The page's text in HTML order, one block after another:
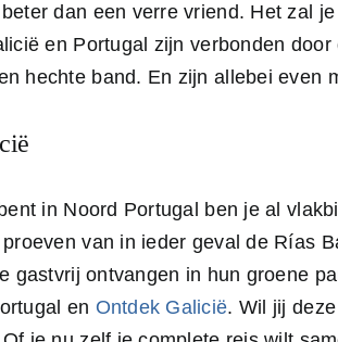
dan een verre vriend. Het zal
en Portugal zijn verbonden
hechte band. En zijn allebei even
in Noord Portugal ben je al
van in ieder geval de Rías
gastvrij ontvangen in hun groene
en Ontdek Galicië. Wil jij